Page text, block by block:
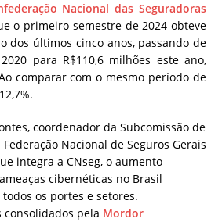
Nacional das Seguradoras
o primeiro semestre de 2024 obteve
dos últimos cinco anos, passando de
para R$110,6 milhões este ano,
comparar com o mesmo período de
coordenador da Subcomissão de
Nacional de Seguros Gerais
integra a CNseg, o aumento
cibernéticas no Brasil
os portes e setores.
pela Mordor